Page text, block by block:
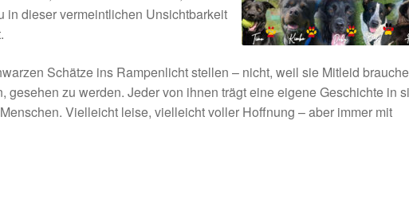
in dieser vermeintlichen Unsichtbarkeit
Schätze ins Rampenlicht stellen – nicht, weil sie Mitleid
gesehen zu werden. Jeder von ihnen trägt eine eigene Geschichte in
Vielleicht leise, vielleicht voller Hoffnung – aber immer mit